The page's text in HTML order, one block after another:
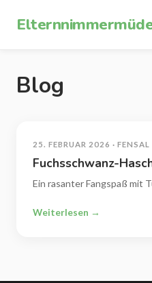
Blog
25. FEBRUAR 2026 · FENSAL
Fuchsschwanz-
Ein rasanter Fangspaß mit
Weiterlesen →